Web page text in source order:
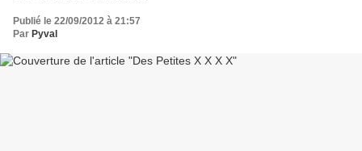
Publié le 22/09/2012 à 21:57
Par Pyval